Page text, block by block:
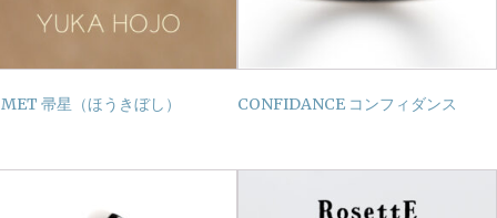
帚星（ほうきぼし） CONFIDANCE コンフィダンス